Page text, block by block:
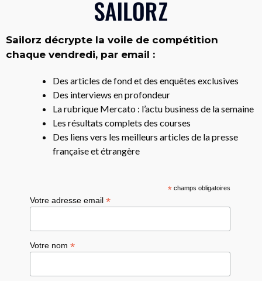
Sailorz décrypte la voile de compétition
chaque vendredi, par email :
Des articles de fond et des enquêtes exclusives
Des interviews en profondeur
La rubrique Mercato : l’actu business de la semaine
Les résultats complets des courses
Des liens vers les meilleurs articles de la presse
française et étrangère
*champs obligatoires
Votre adresse email*
Votre nom*